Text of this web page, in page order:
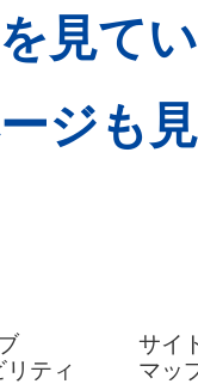
見て
ジも
ティ
サイ
マッ